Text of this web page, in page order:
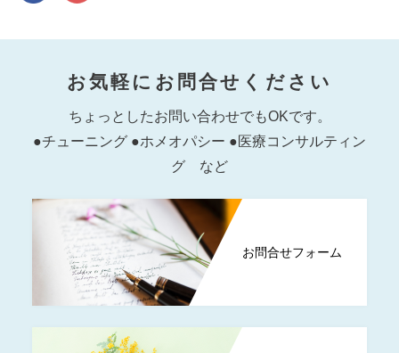
お気軽にお問合せください
ちょっとしたお問い合わせでもOKです。
●チューニング ●ホメオパシー ●医療コンサルティン
グ など
お問合せフォーム